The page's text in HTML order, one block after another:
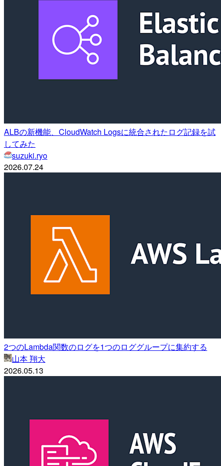
ALBの新機能、CloudWatch Logsに統合されたログ記録を試
してみた
suzuki.ryo
2026.07.24
2つのLambda関数のログを1つのロググループに集約する
山本 翔大
2026.05.13